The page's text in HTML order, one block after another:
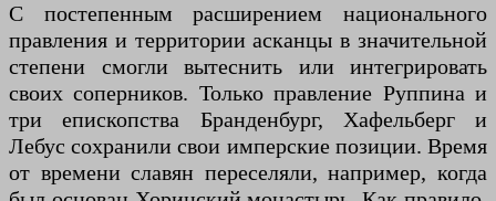
С постепенным расширением национального
правления и территории асканцы в значительной
степени смогли вытеснить или интегрировать
своих соперников. Только правление Руппина и
три епископства Бранденбург, Хафельберг и
Лебус сохранили свои имперские позиции. Время
от времени славян переселяли, например, когда